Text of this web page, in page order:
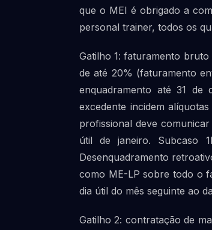
que o MEI é obrigado a
personal trainer, todos os
Gatilho 1: faturamento bruto
de até 20% (faturamento
enquadramento até 31
excedente incidem
profissional deve
útil de janeiro. Subcaso
Desenquadramento
como ME-LP sobre todo o
dia útil do mês seguinte ao
Gatilho 2: contratação de